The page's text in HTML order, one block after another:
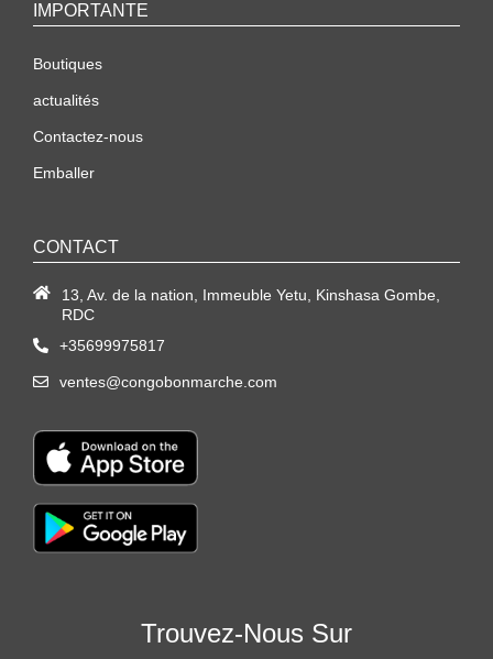
IMPORTANTE
Boutiques
actualités
Contactez-nous
Emballer
CONTACT
13, Av. de la nation, Immeuble Yetu, Kinshasa Gombe,
RDC
+35699975817
ventes@congobonmarche.com
Trouvez-Nous Sur